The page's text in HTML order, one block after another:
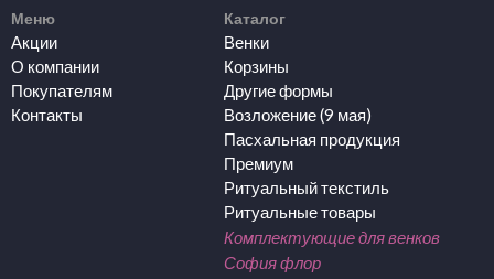
Меню
Акции
О компании
Покупателям
Контакты
Каталог
Венки
Корзины
Другие формы
Возложение (9 мая)
Пасхальная продукция
Премиум
Ритуальный текстиль
Ритуальные товары
Комплектующие для венков
София флор